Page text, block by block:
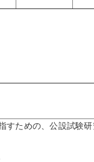
すための、公設試験